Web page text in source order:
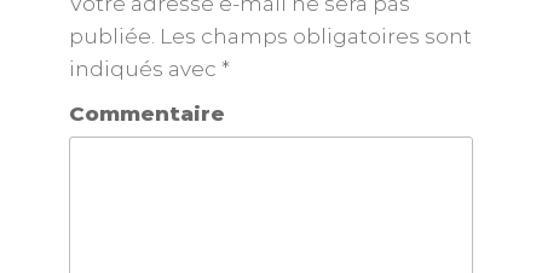
publiée. Les champs obligatoires sont
indiqués avec *
Commentaire